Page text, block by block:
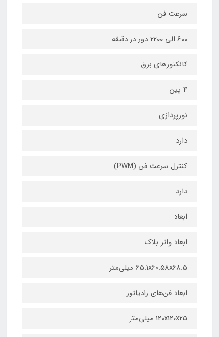
سرعت فن
600 الی 2200 دور در دقیقه
کانکتورهای برق
4 پین
نورپردازی
دارد
کنترل سرعت فن (PWM)
دارد
ابعاد
ابعاد واتر بلاک
65.1x60.58x68.5 میلی‌متر
ابعاد فن‌های رادیاتور
120x120x25 میلی‌متر